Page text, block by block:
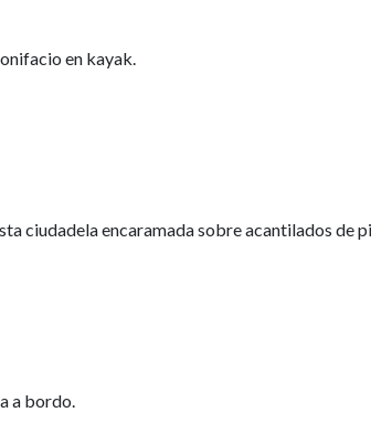
en kayak.
ciudadela encaramada sobre acantilados de
a bordo.